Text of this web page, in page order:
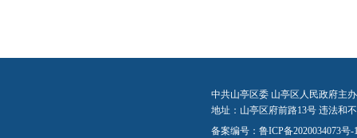
中共山亭区委 山亭区人民政府主
地址：山亭区府前路13号 违法和
备案编号： 鲁ICP备2020034073号-